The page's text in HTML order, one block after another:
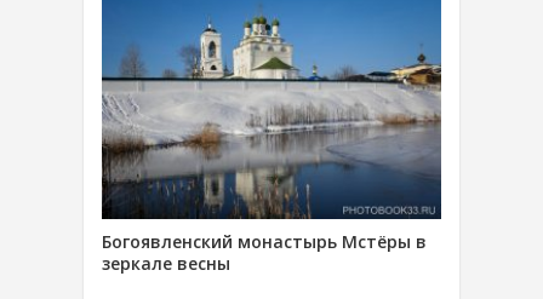
Богоявленский монастырь Мстёры в
зеркале весны